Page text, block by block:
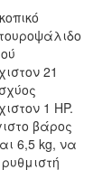
21
1 HP.
βάρος
6,5 kg, να